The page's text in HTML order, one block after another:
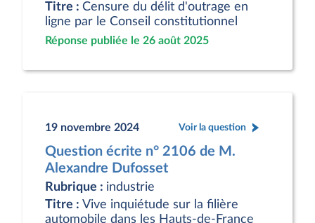
Titre : Censure du délit d'outrage en
ligne par le Conseil constitutionnel
Réponse publiée le 26 août 2025
19 novembre 2024 Voir la question
Question écrite n° 2106 de M.
Alexandre Dufosset
Rubrique : industrie
Titre : Vive inquiétude sur la filière
automobile dans les Hauts-de-France